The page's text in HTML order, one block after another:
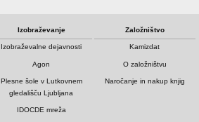
Izobraževanje
Izobraževalne dejavnosti
Agon
Plesne šole v Lutkovnem
gledališču Ljubljana
IDOCDE mreža
Založništvo
Kamizdat
O založništvu
Naročanje in nakup knjig